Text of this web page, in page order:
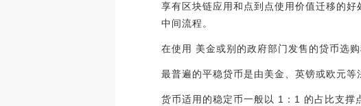
享有区块链应用和点到点使用价值迁移的
中间流程。
在使用 美金或别的政府部门发售的贷币选
最普遍的平稳贷币是由美金、英镑或欧元等
货币适用的稳定币一般以 1：1 的占比支